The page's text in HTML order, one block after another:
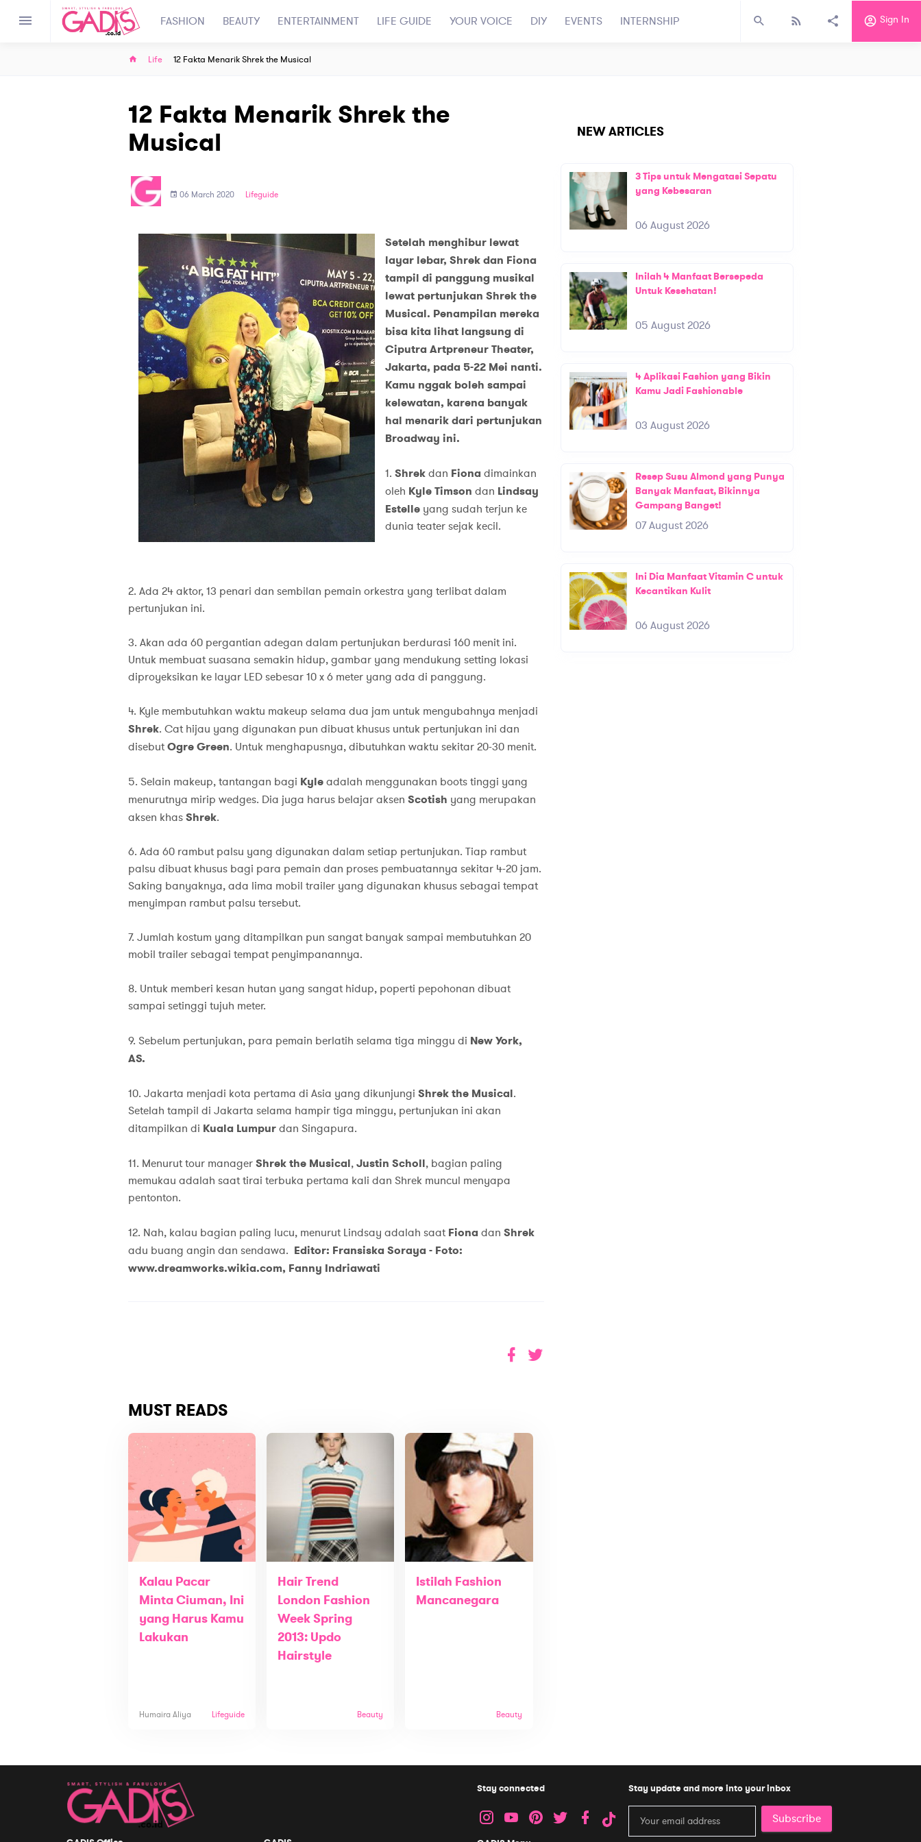
FASHION BEAUTY ENTERTAINMENT LIFE GUIDE YOUR VOICE DIY EVENTS INTERNSHIP Sign In
Life 12 Fakta Menarik Shrek the Musical
12 Fakta Menarik Shrek the
Musical
06 March 2020 Lifeguide
Setelah menghibur lewat
layar lebar, Shrek dan Fiona
tampil di panggung musikal
lewat pertunjukan Shrek the
Musical. Penampilan mereka
bisa kita lihat langsung di
Ciputra Artpreneur Theater,
Jakarta, pada 5-22 Mei nanti.
Kamu nggak boleh sampai
kelewatan, karena banyak
hal menarik dari pertunjukan
Broadway ini.
1. Shrekdan Fiona dimainkan
oleh Kyle Timson dan Lindsay
Estelleyang sudah terjun ke
dunia teater sejak kecil.
2. Ada 24 aktor, 13 penari dan sembilan pemain orkestra yang terlibat dalam
pertunjukan ini.
3. Akan ada 60 pergantian adegan dalam pertunjukan berdurasi 160 menit ini.
Untuk membuat suasana semakin hidup, gambar yang mendukung setting lokasi
diproyeksikan ke layar LED sebesar 10 x 6 meter yang ada di panggung.
4. Kyle membutuhkan waktu makeup selama dua jam untuk mengubahnya menjadi
Shrek. Cat hijau yang digunakan pun dibuat khusus untuk pertunjukan ini dan
disebutOgre Green. Untuk menghapusnya, dibutuhkan waktu sekitar 20-30 menit.
5. Selain makeup, tantangan bagi Kyleadalah menggunakan boots tinggi yang
menurutnya mirip wedges. Dia juga harus belajar aksen Scotish yang merupakan
aksen khasShrek.
6. Ada 60 rambut palsu yang digunakan dalam setiap pertunjukan. Tiap rambut
palsu dibuat khusus bagi para pemain dan proses pembuatannya sekitar 4-20 jam.
Saking banyaknya, ada lima mobil trailer yang digunakan khusus sebagai tempat
menyimpan rambut palsu tersebut.
7. Jumlah kostum yang ditampilkan pun sangat banyak sampai membutuhkan 20
mobil trailer sebagai tempat penyimpanannya.
8. Untuk memberi kesan hutan yang sangat hidup, poperti pepohonan dibuat
sampai setinggi tujuh meter.
9. Sebelum pertunjukan, para pemain berlatih selama tiga minggu di New York,
AS.
10. Jakarta menjadi kota pertama di Asia yang dikunjungi Shrek the Musical.
Setelah tampil di Jakarta selama hampir tiga minggu, pertunjukan ini akan
ditampilkan di Kuala Lumpurdan Singapura.
11. Menurut tour managerShrek the Musical,Justin Scholl, bagian paling
memukau adalah saat tirai terbuka pertama kali dan Shrek muncul menyapa
pentonton.
12. Nah, kalau bagian paling lucu, menurut Lindsay adalah saatFiona dan Shrek
adu buang angin dan sendawa. Editor: Fransiska Soraya - Foto:
www.dreamworks.wikia.com, Fanny Indriawati
MUST READS
Kalau Pacar
Minta Ciuman, Ini
yang Harus Kamu
Lakukan
Humaira Aliya Lifeguide
Hair Trend
London Fashion
Week Spring
2013: Updo
Hairstyle
Beauty
Istilah Fashion
Mancanegara
Beauty
NEW ARTICLES
3 Tips untuk Mengatasi Sepatu
yang Kebesaran
06 August 2026
Inilah 4 Manfaat Bersepeda
Untuk Kesehatan!
05 August 2026
4 Aplikasi Fashion yang Bikin
Kamu Jadi Fashionable
03 August 2026
Resep Susu Almond yang Punya
Banyak Manfaat, Bikinnya
Gampang Banget!
07 August 2026
Ini Dia Manfaat Vitamin C untuk
Kecantikan Kulit
06 August 2026
Stay connected Stay update and more into your inbox
Subscribe